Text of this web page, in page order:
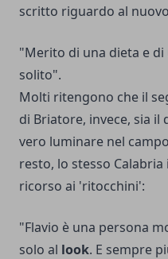
scritto riguardo al
"Merito di una dieta e di
solito".
Molti ritengono che il
di Briatore, invece, sia
vero luminare nel
resto, lo stesso Calabria
ricorso ai 'ritocchini':
"Flavio è una persona
solo al look. E sempre